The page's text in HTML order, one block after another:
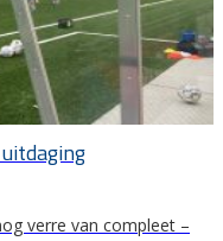
verre van compleet –